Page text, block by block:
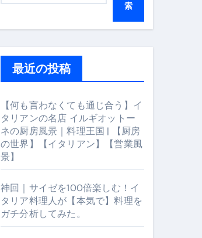
索
最近の投稿
【何も言わなくても通じ合う】イ
タリアンの名店 イルギオットー
ネの厨房風景｜料理王国 | 【厨房
の世界】【イタリアン】【営業風
景】
神回｜サイゼを100倍楽しむ！イ
タリア料理人が【本気で】料理を
ガチ分析してみた。